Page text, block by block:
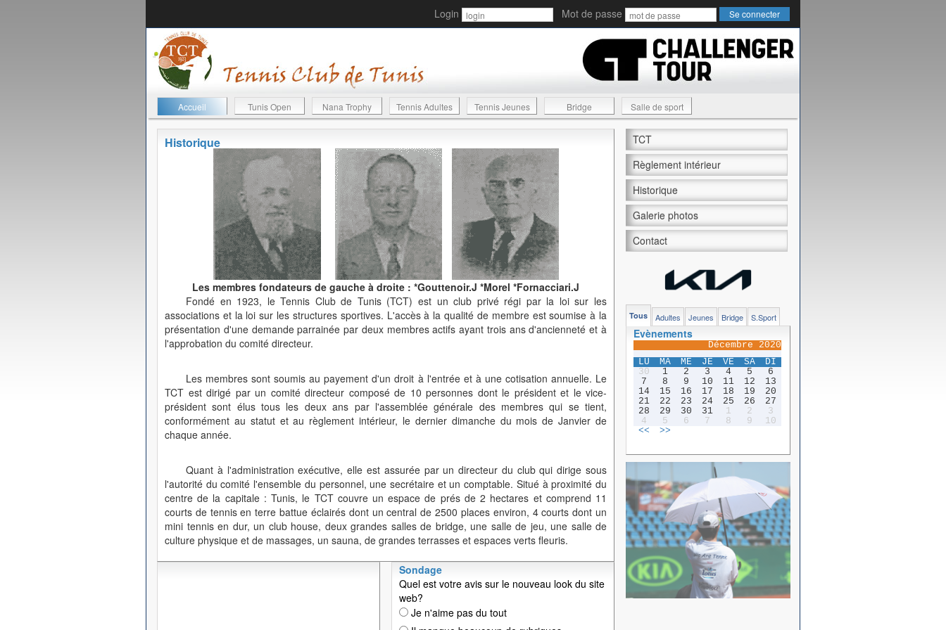
Login Mot de passe
Accueil Tunis Open Nana Trophy Tennis Adultes Tennis Jeunes Bridge Salle de sport
Historique
Les membres fondateurs de gauche à droite : *Gouttenoir.J *Morel *Fornacciari.J
Fondé en 1923, le Tennis Club de Tunis (TCT) est un club privé régi par la loi sur les
associations et la loi sur les structures sportives. L'accès à la qualité de membre est soumise à la
présentation d'une demande parrainée par deux membres actifs ayant trois ans d'ancienneté et à
l'approbation du comité directeur.
Les membres sont soumis au payement d'un droit à l'entrée et à une cotisation annuelle. Le
TCT est dirigé par un comité directeur composé de 10 personnes dont le président et le vice-
président sont élus tous les deux ans par l'assemblée générale des membres qui se tient,
conformément au statut et au règlement intérieur, le dernier dimanche du mois de Janvier de
chaque année.
Quant à l'administration exécutive, elle est assurée par un directeur du club qui dirige sous
l'autorité du comité l'ensemble du personnel, une secrétaire et un comptable. Situé à proximité du
centre de la capitale : Tunis, le TCT couvre un espace de prés de 2 hectares et comprend 11
courts de tennis en terre battue éclairés dont un central de 2500 places environ, 4 courts dont un
mini tennis en dur, un club house, deux grandes salles de bridge, une salle de jeu, une salle de
culture physique et de massages, un sauna, de grandes terrasses et espaces verts fleuris.
Sondage
Quel est votre avis sur le nouveau look du site
web?
Je n'aime pas du tout
TCT
Règlement intérieur
Historique
Galerie photos
Contact
Tous Adultes Jeunes Bridge S.Sport
Evènements
Décembre 2020
LU
MA ME JE VE SA
DI
30
1 2 3 4 5
6
7
8 9 10 11 12
13
14
15 16 17 18 19
20
21
22 23 24 25 26
27
28
29 30 31 1 2
3
4
5 6 7 8 9
10
<<
>>